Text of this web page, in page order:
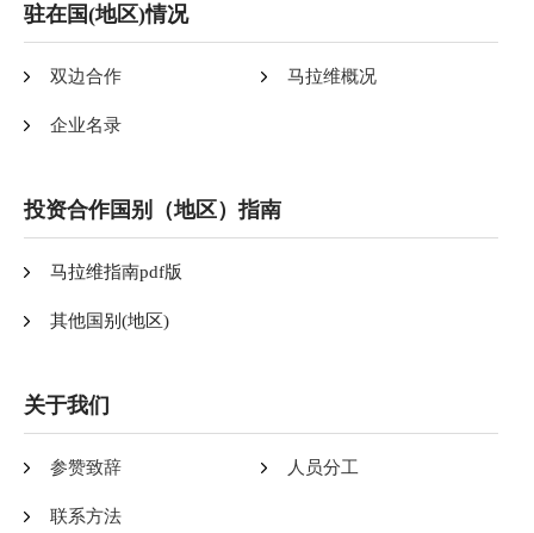
驻在国(地区)情况
双边合作 马拉维概况
企业名录
投资合作国别（地区）指南
马拉维指南pdf版
其他国别(地区)
关于我们
参赞致辞 人员分工
联系方法